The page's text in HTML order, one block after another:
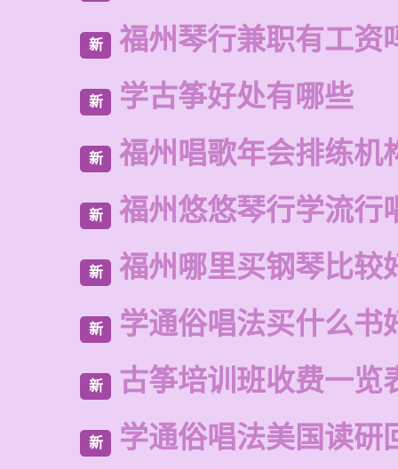
新 福州琴行兼职有工资
新 学古筝好处有哪些
新 福州唱歌年会排练机
新 福州悠悠琴行学流行
新 福州哪里买钢琴比较
新 学通俗唱法买什么书
新 古筝培训班收费一览
新 学通俗唱法美国读研